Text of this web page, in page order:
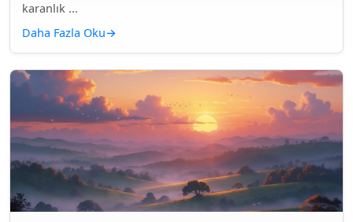
karanlık ...
Daha Fazla Oku→